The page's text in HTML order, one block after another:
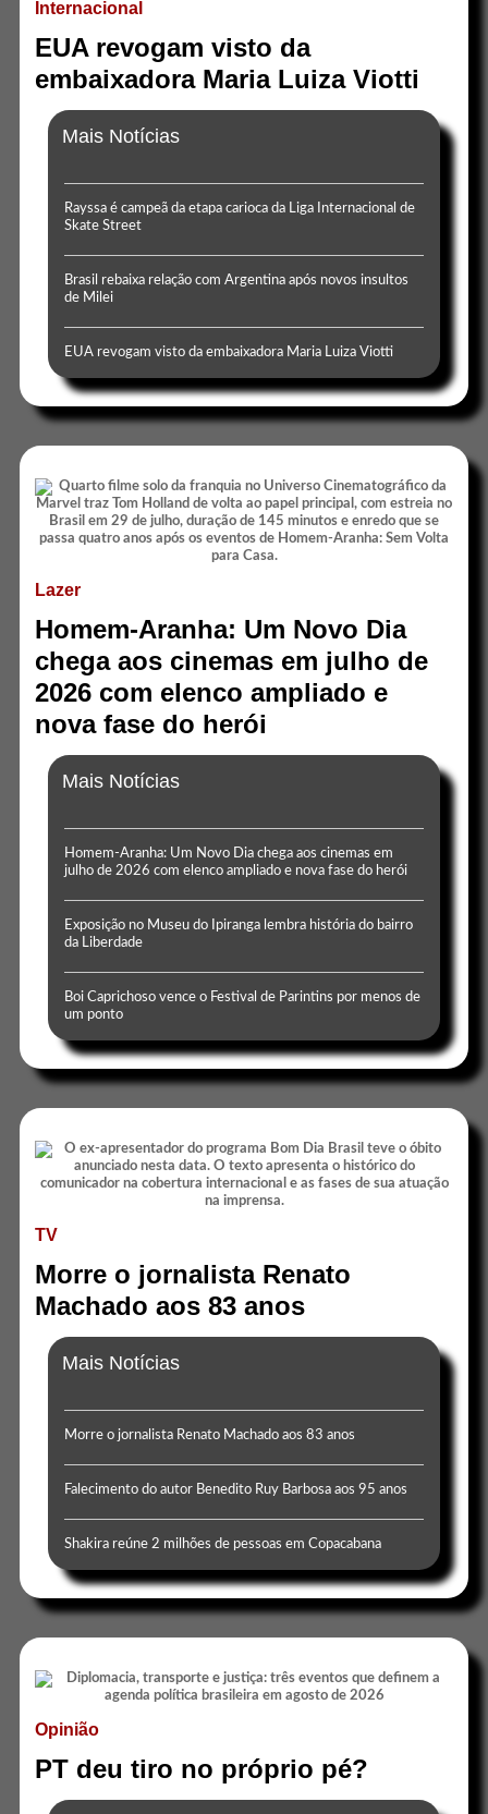
Internacional
EUA revogam visto da
embaixadora Maria Luiza Viotti
Mais Notícias
Rayssa é campeã da etapa carioca da Liga Internacional de
Skate Street
Brasil rebaixa relação com Argentina após novos insultos
de Milei
EUA revogam visto da embaixadora Maria Luiza Viotti
Lazer
Homem-Aranha: Um Novo Dia
chega aos cinemas em julho de
2026 com elenco ampliado e
nova fase do herói
Mais Notícias
Homem-Aranha: Um Novo Dia chega aos cinemas em
julho de 2026 com elenco ampliado e nova fase do herói
Exposição no Museu do Ipiranga lembra história do bairro
da Liberdade
Boi Caprichoso vence o Festival de Parintins por menos de
um ponto
TV
Morre o jornalista Renato
Machado aos 83 anos
Mais Notícias
Morre o jornalista Renato Machado aos 83 anos
Falecimento do autor Benedito Ruy Barbosa aos 95 anos
Shakira reúne 2 milhões de pessoas em Copacabana
Opinião
PT deu tiro no próprio pé?